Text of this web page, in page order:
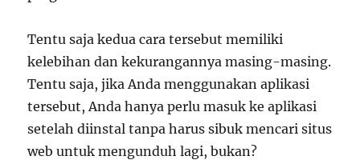
Tentu saja kedua cara tersebut memiliki
kelebihan dan kekurangannya masing-masing.
Tentu saja, jika Anda menggunakan aplikasi
tersebut, Anda hanya perlu masuk ke aplikasi
setelah diinstal tanpa harus sibuk mencari situs
web untuk mengunduh lagi, bukan?